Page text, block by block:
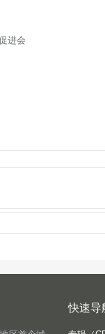
进会
快速导